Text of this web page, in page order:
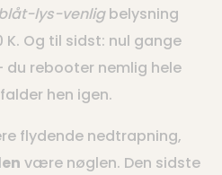
lys-venligbelysning
Og til sidst: nul gange
rebooter nemlig hele
hen igen.
flydende nedtrapning,
være nøglen. Den sidste